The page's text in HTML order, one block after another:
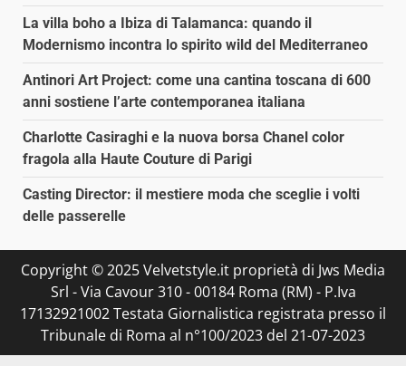
La villa boho a Ibiza di Talamanca: quando il
Modernismo incontra lo spirito wild del Mediterraneo
Antinori Art Project: come una cantina toscana di 600
anni sostiene l’arte contemporanea italiana
Charlotte Casiraghi e la nuova borsa Chanel color
fragola alla Haute Couture di Parigi
Casting Director: il mestiere moda che sceglie i volti
delle passerelle
Copyright © 2025 Velvetstyle.it proprietà di Jws Media
Srl - Via Cavour 310 - 00184 Roma (RM) - P.Iva
17132921002 Testata Giornalistica registrata presso il
Tribunale di Roma al n°100/2023 del 21-07-2023